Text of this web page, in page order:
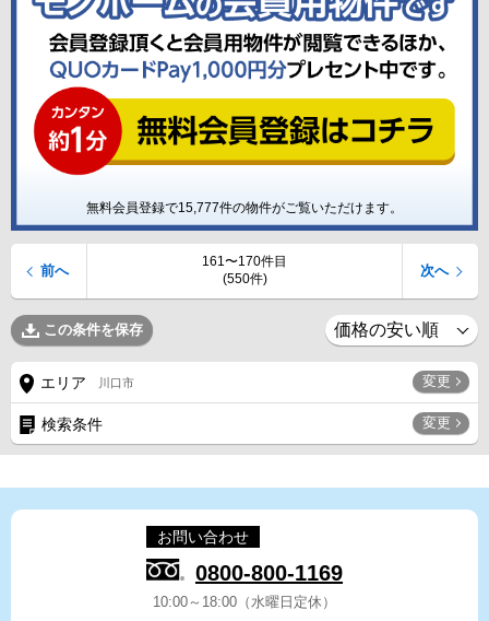
無料会員登録で15,777件の物件がご覧いただけます。
161〜170件目
(550件)
前へ 次へ
この条件を保存
エリア 川口市 変更
検索条件 変更
お問い合わせ
0800-800-1169
10:00～18:00（水曜日定休）